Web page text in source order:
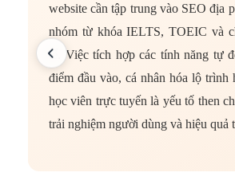
website cần tập trung vào SEO địa
nhóm từ khóa IELTS, TOEIC và
tế. Việc tích hợp các tính năng tự
điểm đầu vào, cá nhân hóa lộ trình
học viên trực tuyến là yếu tố then
trải nghiệm người dùng và hiệu quả